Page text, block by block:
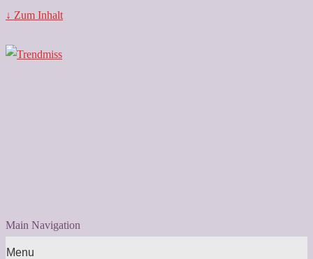
↓ Zum Inhalt
Main Navigation
Menu